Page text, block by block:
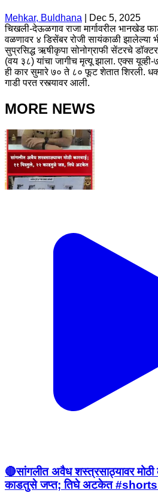
Mehkar, Buldhana
Dec 5, 2025
चिखली-देऊळगाव राजा मार्गावरील भानखेड
वळणावर ४ डिसेंबर रोजी सायंकाळी झालेल्या
सुप्रसिद्ध ऋषीकृपा सोनोग्राफी सेंटरचे
(वय ३८) यांचा जागीच मृत्यू झाला. एक्स
ही कार सुमारे ७० ते ८० फूट शेतात शिरली.
गाडी परत रस्त्यावर आली.
MORE NEWS
🔴सांगलीत अवैध शस्त्रसाठ्यावर
काडतुसे जप्त; तिघे अटकेत